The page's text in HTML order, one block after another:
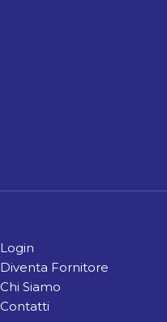
Login
Diventa Fornitore
Chi Siamo
Contatti